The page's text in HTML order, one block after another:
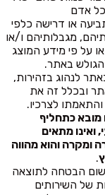
או דרישה כלפי
מגבלותיהם ו/או
על פי מידע המוצג
הגולש באתר.
לנהוג בזהירות,
ובכלל זה את
לצרכיו.
מובא כתחליף
ואינו מתאים
ומקרה והוא מהווה
.
הבטחה לתוצאה
של השירותים